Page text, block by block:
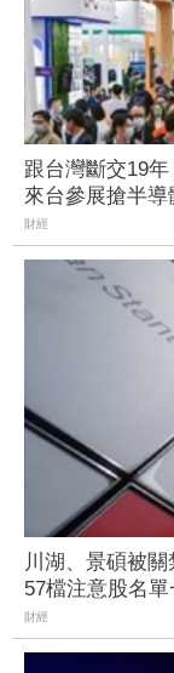
跟台灣斷交19
來台參展搶半導
財經
川湖、景碩被關
57檔注意股名
財經